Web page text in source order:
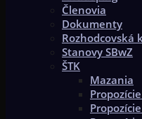
Členovia
Dokumenty
Rozhodcovská
Stanovy SBwZ
ŠTK
Mazania